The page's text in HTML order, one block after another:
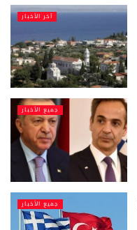
آخر الأخبار
جميع الأخبار
جميع الأخبار